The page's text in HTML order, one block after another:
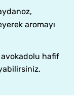
aromayı
hafif